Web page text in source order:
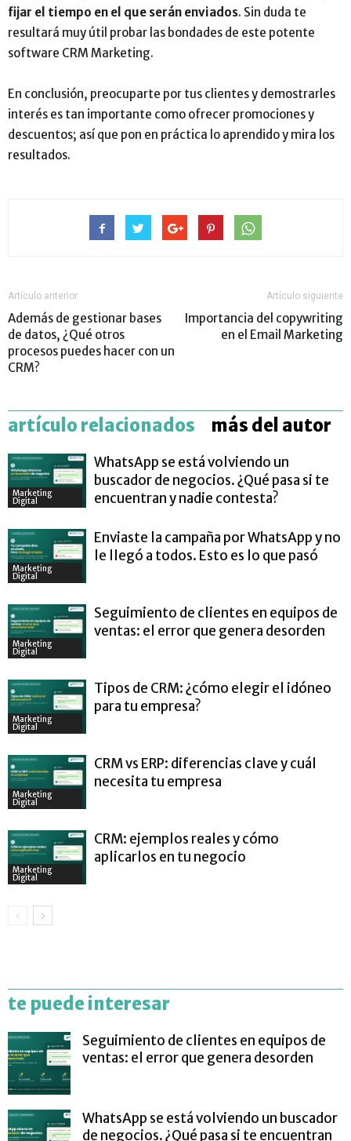
fijar el tiempo en el que serán enviados. Sin duda te
resultará muy útil probar las bondades de este potente
software CRM Marketing.
En conclusión, preocuparte por tus clientes y demostrarles
interés es tan importante como ofrecer promociones y
descuentos; así que pon en práctica lo aprendido y mira los
resultados.
Artículo anterior
Además de gestionar bases
de datos, ¿Qué otros
procesos puedes hacer con un
CRM?
Artículo siguiente
Importancia del copywriting
en el Email Marketing
artículo relacionados más del autor
Marketing
Digital
WhatsApp se está volviendo un
buscador de negocios. ¿Qué pasa si te
encuentran y nadie contesta?
Marketing
Digital
Enviaste la campaña por WhatsApp y no
le llegó a todos. Esto es lo que pasó
Marketing
Digital
Seguimiento de clientes en equipos de
ventas: el error que genera desorden
Marketing
Digital
Tipos de CRM: ¿cómo elegir el idóneo
para tu empresa?
Marketing
Digital
CRM vs ERP: diferencias clave y cuál
necesita tu empresa
Marketing
Digital
CRM: ejemplos reales y cómo
aplicarlos en tu negocio
te puede interesar
Seguimiento de clientes en equipos de
ventas: el error que genera desorden
WhatsApp se está volviendo un buscador
de negocios. ¿Qué pasa si te encuentran